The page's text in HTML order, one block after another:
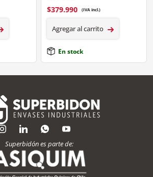
$379.990 (IVA incl.)
Agregar al carrito
En stock
Superbidón es parte de: